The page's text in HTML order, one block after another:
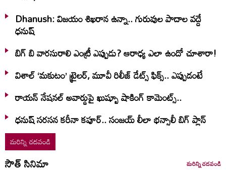
Dhanush: విజయం శిఖరాన ఉన్నా.. గురువుల పాదాల వద్దే
ధనుష్‌
బిగ్ బి వారసురాలి ఎంట్రీ ఎప్పుడు? ఆరాధ్య ఎలా ఉందో చూశారా!
విశాల్ ‘మకుటం’ ట్రైలర్, మూవీ రిలీజ్ డేట్స్ ఫిక్స్.. ఎప్పుడంటే
రాయన్ నేషనల్ అవార్డుపై ఖుష్బూ షాకింగ్ కామెంట్స్..
ధనుష్ సరసన కరీనా కపూర్.. సంజయ్ లీలా భన్సాలీ బిగ్ ప్లాన్
మరిన్ని చదవండి
సౌత్ సినిమా మరిన్ని చదవండి